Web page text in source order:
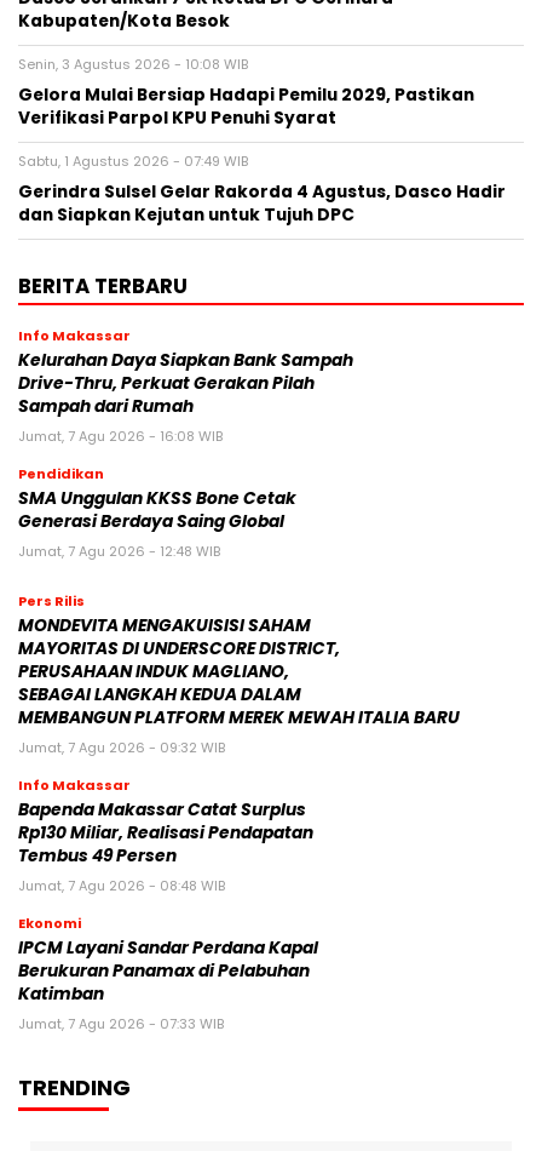
Kabupaten/Kota Besok
Senin, 3 Agustus 2026 - 10:08 WIB
Gelora Mulai Bersiap Hadapi Pemilu 2029, Pastikan
Verifikasi Parpol KPU Penuhi Syarat
Sabtu, 1 Agustus 2026 - 07:49 WIB
Gerindra Sulsel Gelar Rakorda 4 Agustus, Dasco Hadir
dan Siapkan Kejutan untuk Tujuh DPC
BERITA TERBARU
Info Makassar
Kelurahan Daya Siapkan Bank Sampah
Drive-Thru, Perkuat Gerakan Pilah
Sampah dari Rumah
Jumat, 7 Agu 2026 - 16:08 WIB
Pendidikan
SMA Unggulan KKSS Bone Cetak
Generasi Berdaya Saing Global
Jumat, 7 Agu 2026 - 12:48 WIB
Pers Rilis
MONDEVITA MENGAKUISISI SAHAM
MAYORITAS DI UNDERSCORE DISTRICT,
PERUSAHAAN INDUK MAGLIANO,
SEBAGAI LANGKAH KEDUA DALAM
MEMBANGUN PLATFORM MEREK MEWAH ITALIA BARU
Jumat, 7 Agu 2026 - 09:32 WIB
Info Makassar
Bapenda Makassar Catat Surplus
Rp130 Miliar, Realisasi Pendapatan
Tembus 49 Persen
Jumat, 7 Agu 2026 - 08:48 WIB
Ekonomi
IPCM Layani Sandar Perdana Kapal
Berukuran Panamax di Pelabuhan
Katimban
Jumat, 7 Agu 2026 - 07:33 WIB
TRENDING